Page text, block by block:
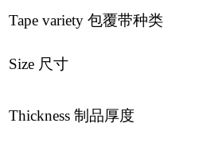
Tape variety 包覆带种类
Size 尺寸
Thickness 制品厚度